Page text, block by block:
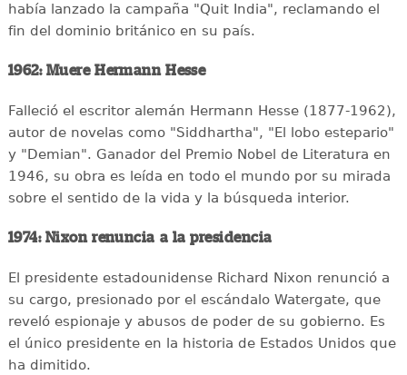
había lanzado la campaña "Quit India", reclamando el
fin del dominio británico en su país.
1962: Muere Hermann Hesse
Falleció el escritor alemán Hermann Hesse (1877-1962),
autor de novelas como "Siddhartha", "El lobo estepario"
y "Demian". Ganador del Premio Nobel de Literatura en
1946, su obra es leída en todo el mundo por su mirada
sobre el sentido de la vida y la búsqueda interior.
1974: Nixon renuncia a la presidencia
El presidente estadounidense Richard Nixon renunció a
su cargo, presionado por el escándalo Watergate, que
reveló espionaje y abusos de poder de su gobierno. Es
el único presidente en la historia de Estados Unidos que
ha dimitido.